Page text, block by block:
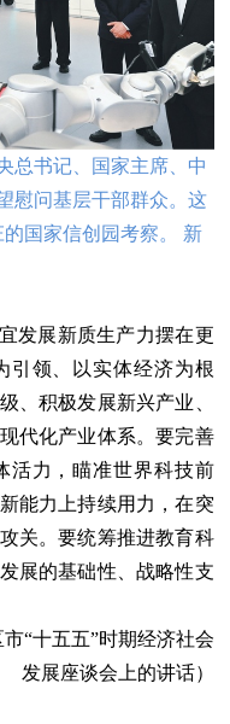
总书记、国家主席、中
慰问基层干部群众。这
国家信创园考察。 新
展新质生产力摆在更
引领、以实体经济为根
、积极发展新兴产业、
代化产业体系。要完善
活力，瞄准世界科技前
能力上持续用力，在突
关。要统筹推进教育科
展的基础性、战略性支
“十五五”时期经济社会
发展座谈会上的讲话）